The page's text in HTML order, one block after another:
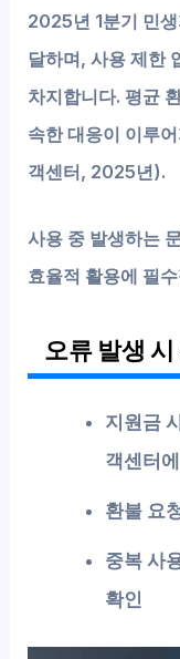
2025년 1분기 민
달하며, 사용 제한
차지합니다. 평균
속한 대응이 이루
객센터, 2025년).
사용 중 발생하는
효율적 활용에 필
오류 발생
지원금
객센터
환불 요
중복 사
확인